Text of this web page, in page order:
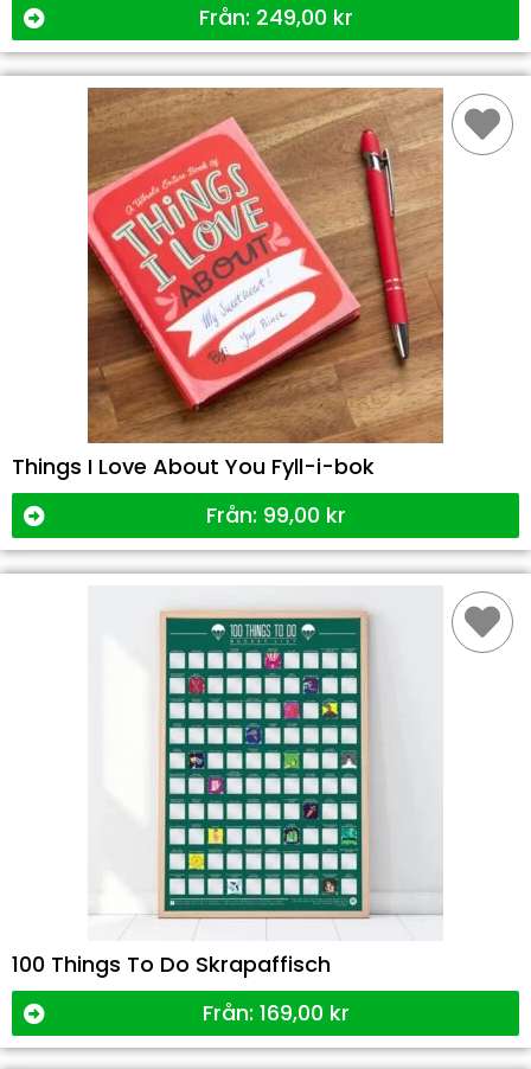
Från: 249,00 kr
Things I Love About You Fyll-i-bok
Från: 99,00 kr
100 Things To Do Skrapaffisch
Från: 169,00 kr